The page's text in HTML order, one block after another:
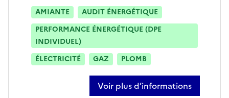
AMIANTE
AUDIT ÉNERGÉTIQUE
PERFORMANCE ÉNERGÉTIQUE (DPE
INDIVIDUEL)
ÉLECTRICITÉ
GAZ PLOMB
Voir plus d’informations
sur hervé jacquaint